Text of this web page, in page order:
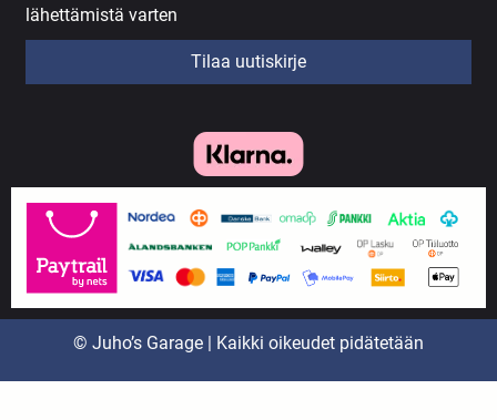
lähettämistä varten
Tilaa uutiskirje
© Juho’s Garage | Kaikki oikeudet pidätetään